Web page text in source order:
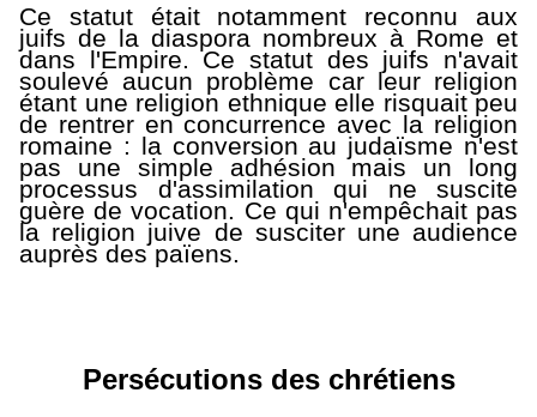
Ce statut était notamment reconnu aux
juifs de la diaspora nombreux à Rome et
dans l'Empire. Ce statut des juifs n'avait
soulevé aucun problème car leur religion
étant une religion ethnique elle risquait peu
de rentrer en concurrence avec la religion
romaine : la conversion au judaïsme n'est
pas une simple adhésion mais un long
processus d'assimilation qui ne suscite
guère de vocation. Ce qui n'empêchait pas
la religion juive de susciter une audience
auprès des païens.
Persécutions des chrétiens